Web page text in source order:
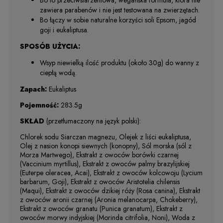
zawiera parabenów i nie jest testowana na zwierzętach.
Bo łączy w sobie naturalne korzyści soli Epsom, jagód
goji i eukaliptusa.
SPOSÓB UŻYCIA:
Wsyp niewielką ilość produktu (około 30g) do wanny z
ciepłą wodą.
Zapach: Eukaliptus
Pojemność: 283.5g
SKŁAD (przetłumaczony na język polski):
Chlorek sodu Siarczan magnezu, Olejek z liści eukaliptusa,
Olej z nasion konopi siewnych (konopny), Sól morska (sól z
Morza Martwego), Ekstrakt z owoców borówki czarnej
(Vaccinium myrtillus), Ekstrakt z owoców palmy brazylijskiej
(Euterpe oleracea, Acai), Ekstrakt z owoców kolcowoju (Lycium
barbarum, Goji), Ekstrakt z owoców Aristotelia chilensis
(Maqui), Ekstrakt z owoców dzikiej róży (Rosa canina), Ekstrakt
z owoców aronii czarnej (Aronia melanocarpa, Chokeberry),
Ekstrakt z owoców granatu (Punica granatum), Ekstrakt z
owoców morwy indyjskiej (Morinda citrifolia, Noni), Woda z